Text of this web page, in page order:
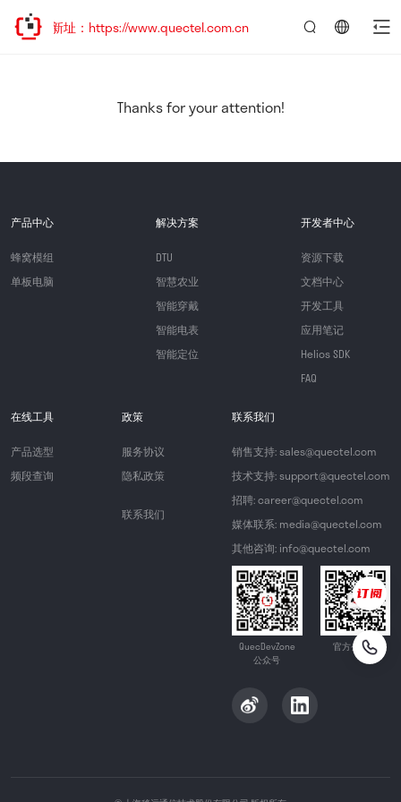
迎访问新址：https://www.quectel.com.cn
Thanks for your attention!
产品中心
蜂窝模组
单板电脑
解决方案
DTU
智慧农业
智能穿戴
智能电表
智能定位
开发者中心
资源下载
文档中心
开发工具
应用笔记
Helios SDK
FAQ
在线工具
产品选型
频段查询
政策
服务协议
隐私政策
联系我们
联系我们
销售支持: sales@quectel.com
技术支持: support@quectel.com
招聘: career@quectel.com
媒体联系: media@quectel.com
其他咨询: info@quectel.com
QuecDevZone
公众号
官方公众号